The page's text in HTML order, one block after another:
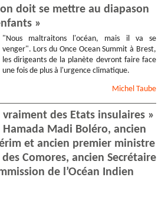
doit se mettre au diapason
»
"Nous maltraitons l'océan, mais il va se
venger". Lors du Once Ocean Summit à Brest,
les dirigeants de la planète devront faire face
une fois de plus à l'urgence climatique.
Michel Taube
vraiment des Etats insulaires »
Madi Boléro, ancien
et ancien premier ministre
Comores, ancien Secrétaire
de l’Océan Indien